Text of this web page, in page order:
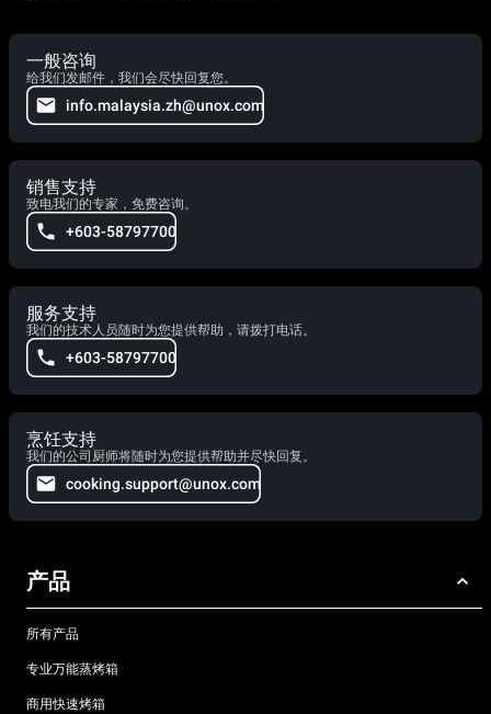
一般咨询
给我们发邮件，我们会尽快回复您。
info.malaysia.zh@unox.com
销售支持
致电我们的专家，免费咨询。
+603-58797700
服务支持
我们的技术人员随时为您提供帮助，请拨打电话。
+603-58797700
烹饪支持
我们的公司厨师将随时为您提供帮助并尽快回复。
cooking.support@unox.com
产品
所有产品
专业万能蒸烤箱
商用快速烤箱